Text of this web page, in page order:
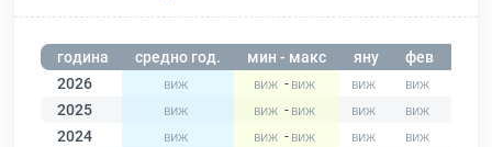
година средно год. мин - макс яну фев
2026
-
2025
-
2024
-